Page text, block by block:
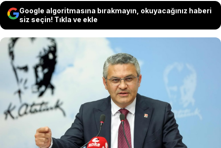
Google algoritmasına bırakmayın, okuyacağınız haberi
siz seçin! Tıkla ve ekle
Mutlak butlan kararı sonrası açıklama yapan
CHP İstanbul Milletvekili Oğuz Kaan Salıcı,
"Cumhuriyet Halk Partisi üyelerinin bir
demokrasi bayramı olarak gördüğü
Kurultayımızın mümkün olan en kısa sürede
toplanması elzemdir" dedi.